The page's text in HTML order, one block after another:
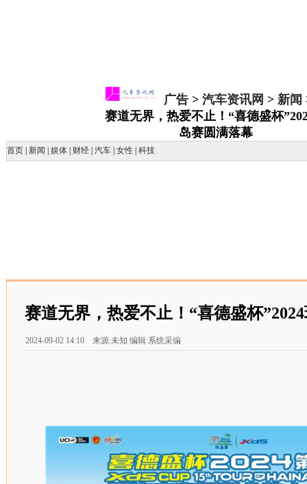
广告> 汽车资讯网 > 新闻
赛道无界，热爱不止！“喜德盛杯
岛赛圆满落幕
首页 新闻 娱体 财经 汽车 女性 科技
赛道无界，热爱不止！“喜德盛杯
2024-09-02 14:10 来源:未知 编辑:系统采编